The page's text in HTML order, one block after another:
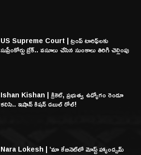
US Supreme Court | ట్రంప్ టారిఫ్‌లకు
సుప్రీంకోర్టు బ్రేక్.. వసూలు చేసిన సుంకాలు తిరిగి చెల్లింపు
Ishan Kishan | క్రికెట్, ప్రభుత్వ ఉద్యోగం రెండూ
కలిసి.. ఇషాన్ కిషన్ డబుల్ రోల్!
Nara Lokesh | ‘మా కేబినెట్‌లో మోస్ట్ హ్యాండ్సమ్